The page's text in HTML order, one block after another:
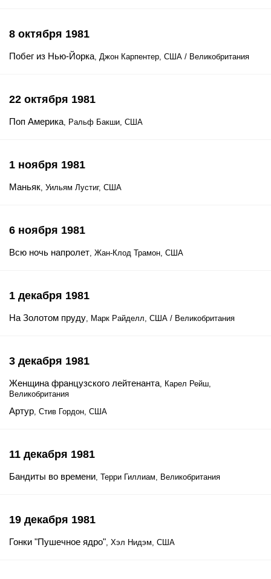
8 октября 1981
Побег из Нью-Йорка, Джон Карпентер, США / Великобритания
22 октября 1981
Поп Америка, Ральф Бакши, США
1 ноября 1981
Маньяк, Уильям Лустиг, США
6 ноября 1981
Всю ночь напролет, Жан-Клод Трамон, США
1 декабря 1981
На Золотом пруду, Марк Райделл, США / Великобритания
3 декабря 1981
Женщина французского лейтенанта, Карел Рейш,
Великобритания
Артур, Стив Гордон, США
11 декабря 1981
Бандиты во времени, Терри Гиллиам, Великобритания
19 декабря 1981
Гонки "Пушечное ядро", Хэл Нидэм, США